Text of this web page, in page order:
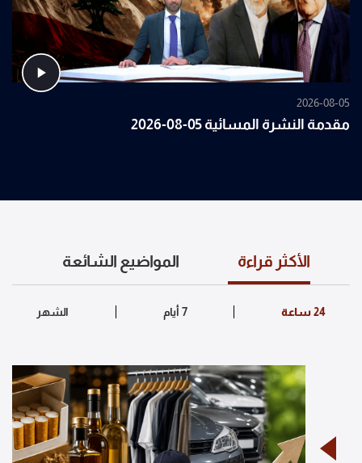
2026-08-05
مقدمة النشرة المسائية 05-08-2026
الأكثر قراءة المواضيع الشائعة